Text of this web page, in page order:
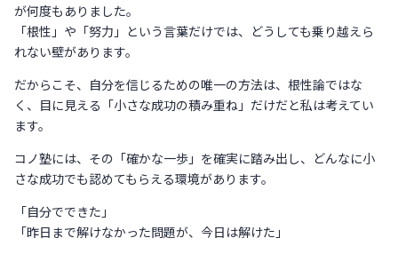
が何度もありました。
「根性」や「努力」という言葉だけでは、どうしても乗り越えら
れない壁があります。
だからこそ、自分を信じるための唯一の方法は、根性論ではな
く、目に見える「小さな成功の積み重ね」だけだと私は考えてい
ます。
コノ塾には、その「確かな一歩」を確実に踏み出し、どんなに小
さな成功でも認めてもらえる環境があります。
「自分でできた」
「昨日まで解けなかった問題が、今日は解けた」